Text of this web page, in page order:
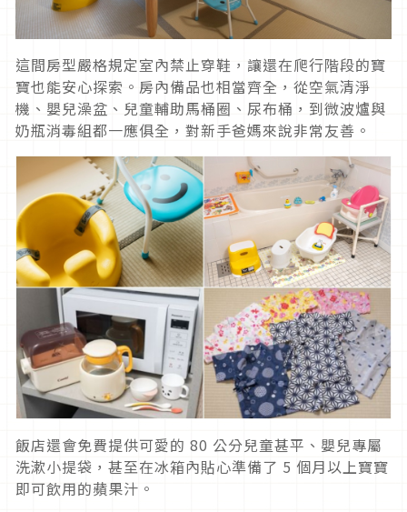
這間房型嚴格規定室內禁止穿鞋，讓還在爬行階段的寶
寶也能安心探索。房內備品也相當齊全，從空氣清淨
機、嬰兒澡盆、兒童輔助馬桶圈、尿布桶，到微波爐與
奶瓶消毒組都一應俱全，對新手爸媽來說非常友善。
飯店還會免費提供可愛的 80 公分兒童甚平、嬰兒專屬
洗漱小提袋，甚至在冰箱內貼心準備了 5 個月以上寶寶
即可飲用的蘋果汁。